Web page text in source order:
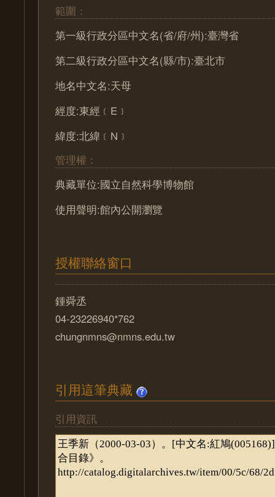
範圍：
第一級行政分區中文名(省/府/州):臺灣省
第二級行政分區中文名(縣/市):臺北市
地名中文名:天母
經度:東經﹝E﹞
緯度:北緯﹝N﹞
管理權：
典藏單位:國立自然科學博物館
使用聲明:館內公開瀏覽
授權聯絡窗口
鍾舜丞
04-23226940*762
chungnmns@nmns.edu.tw
引用這筆典藏
引用資訊